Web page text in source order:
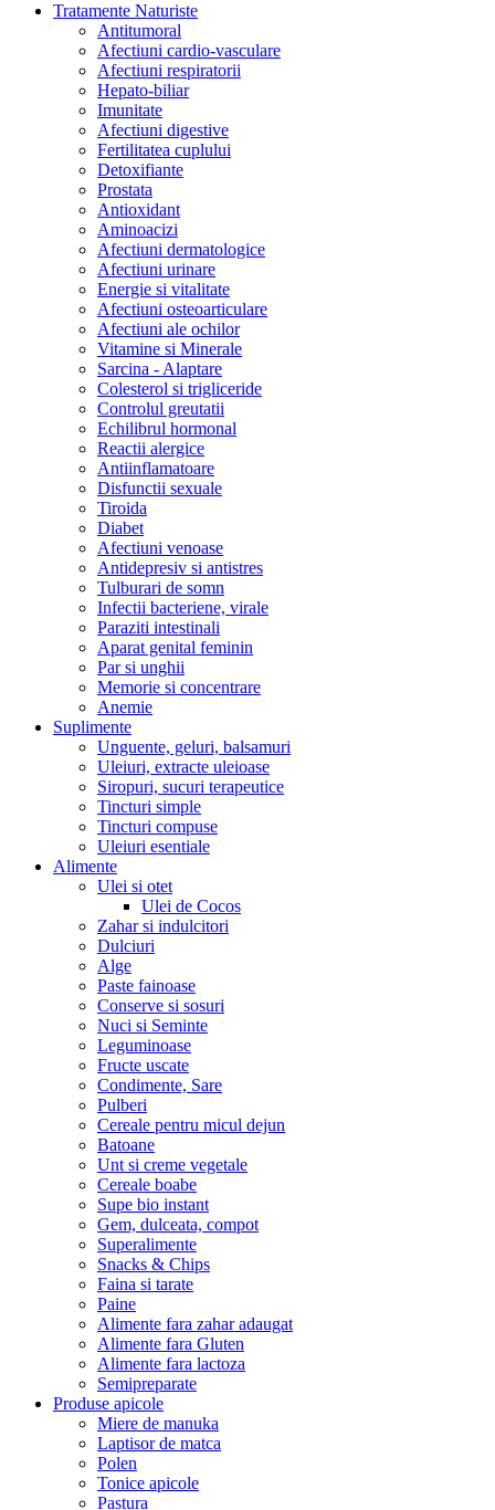
Tratamente Naturiste
Antitumoral
Afectiuni cardio-vasculare
Afectiuni respiratorii
Hepato-biliar
Imunitate
Afectiuni digestive
Fertilitatea cuplului
Detoxifiante
Prostata
Antioxidant
Aminoacizi
Afectiuni dermatologice
Afectiuni urinare
Energie si vitalitate
Afectiuni osteoarticulare
Afectiuni ale ochilor
Vitamine si Minerale
Sarcina - Alaptare
Colesterol si trigliceride
Controlul greutatii
Echilibrul hormonal
Reactii alergice
Antiinflamatoare
Disfunctii sexuale
Tiroida
Diabet
Afectiuni venoase
Antidepresiv si antistres
Tulburari de somn
Infectii bacteriene, virale
Paraziti intestinali
Aparat genital feminin
Par si unghii
Memorie si concentrare
Anemie
Suplimente
Unguente, geluri, balsamuri
Uleiuri, extracte uleioase
Siropuri, sucuri terapeutice
Tincturi simple
Tincturi compuse
Uleiuri esentiale
Alimente
Ulei si otet
Ulei de Cocos
Zahar si indulcitori
Dulciuri
Alge
Paste fainoase
Conserve si sosuri
Nuci si Seminte
Leguminoase
Fructe uscate
Condimente, Sare
Pulberi
Cereale pentru micul dejun
Batoane
Unt si creme vegetale
Cereale boabe
Supe bio instant
Gem, dulceata, compot
Superalimente
Snacks & Chips
Faina si tarate
Paine
Alimente fara zahar adaugat
Alimente fara Gluten
Alimente fara lactoza
Semipreparate
Produse apicole
Miere de manuka
Laptisor de matca
Polen
Tonice apicole
Pastura